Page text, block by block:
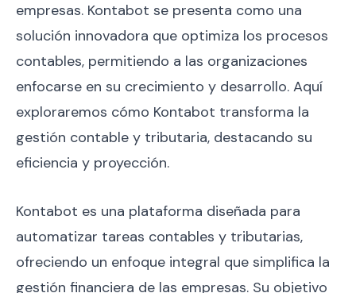
empresas. Kontabot se presenta como una
solución innovadora que optimiza los procesos
contables, permitiendo a las organizaciones
enfocarse en su crecimiento y desarrollo. Aquí
exploraremos cómo Kontabot transforma la
gestión contable y tributaria, destacando su
eficiencia y proyección.
Kontabot es una plataforma diseñada para
automatizar tareas contables y tributarias,
ofreciendo un enfoque integral que simplifica la
gestión financiera de las empresas. Su objetivo